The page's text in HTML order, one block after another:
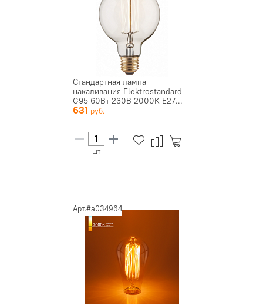
Стандартная лампа
накаливания Elektrostandard
G95 60Вт 230В 2000К E27...
631
шт
Арт.#a034964